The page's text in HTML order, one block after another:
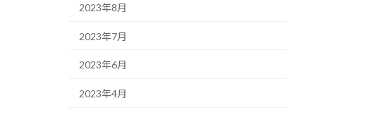
2023年8月
2023年7月
2023年6月
2023年4月